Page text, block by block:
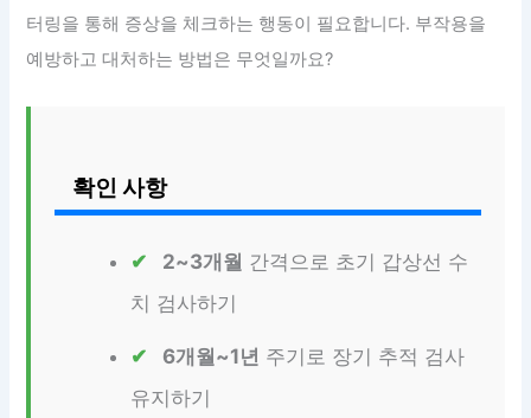
터링을 통해 증상을 체크하는 행동이 필요합니다. 부작용을
예방하고 대처하는 방법은 무엇일까요?
확인 사항
2~3개월 간격으로 초기 갑상선 수
치 검사하기
6개월~1년 주기로 장기 추적 검사
유지하기